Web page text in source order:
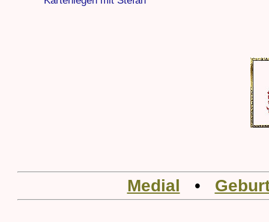
Medial •